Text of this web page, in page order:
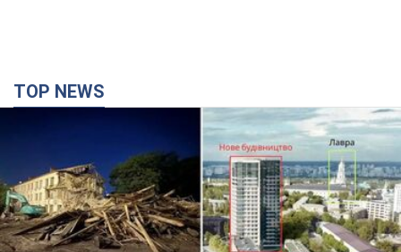
TOP NEWS